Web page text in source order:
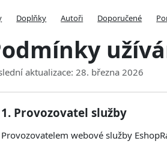
Doplňky Autoři Doporučené
aktualizace: 28. března 2026
1. Provozovatel služby
Provozovatelem webové služby